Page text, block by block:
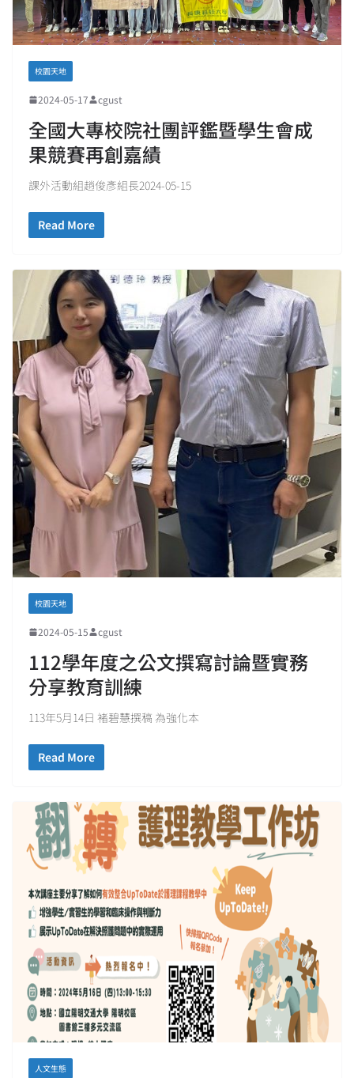
校園天地
2024-05-17 cgust
全國大專校院社團評鑑暨學生會成
果競賽再創嘉績
課外活動組趙俊彥組長2024-05-15
Read More
校園天地
2024-05-15 cgust
112學年度之公文撰寫討論暨實務
分享教育訓練
113年5月14日 褚碧慧撰稿 為強化本
Read More
人文生態